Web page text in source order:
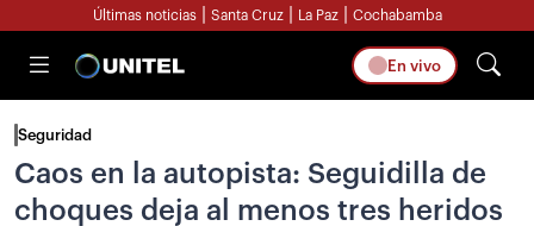
Últimas noticias Santa Cruz La Paz Cochabamba
En vivo
Seguridad
Caos en la autopista: Seguidilla de
choques deja al menos tres heridos